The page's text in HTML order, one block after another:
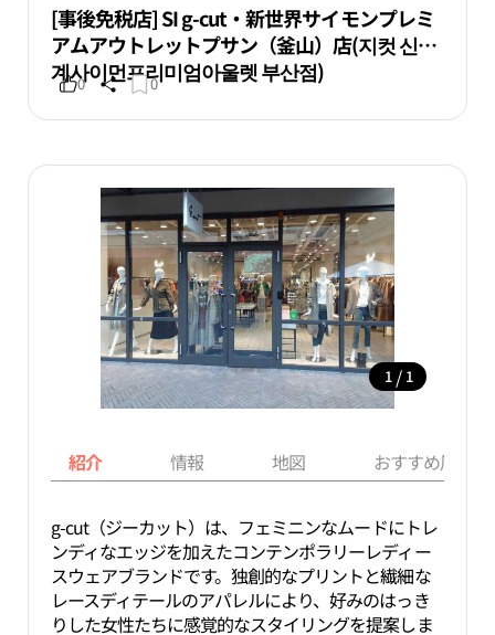
[事後免税店] SI g-cut・新世界サイモンプレミ
アムアウトレットプサン（釜山）店(지컷 신세
계사이먼프리미엄아울렛 부산점)
0 0
1 / 1
紹介 情報 地図 おすすめ周辺
g-cut（ジーカット）は、フェミニンなムードにトレ
ンディなエッジを加えたコンテンポラリーレディー
スウェアブランドです。独創的なプリントと繊細な
レースディテールのアパレルにより、好みのはっき
りした女性たちに感覚的なスタイリングを提案しま